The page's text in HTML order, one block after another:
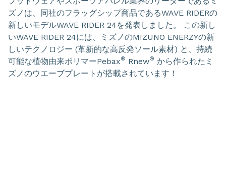
ズノは、同社のフラッグシップ商品であるWAVE RIDERの
新しいモデルWAVE RIDER 24を発表しました。 この新し
いWAVE RIDER 24には、ミズノのMIZUNO ENERZYの新
しいテクノロジー (革新的な高反発ソール素材) と、持続
可能な植物由来ポリマーPebax® Rnew® から作られたミ
ズノのウエーブプレートが搭載されています！